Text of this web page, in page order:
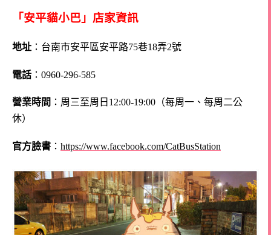
「安平貓小巴」店家資訊
地址 ：台南市安平區安平路75巷18弄2號
電話 ：0960-296-585
營業時間 ：周三至周日12:00-19:00（每周一、每周二公
休）
官方臉書 ： https://www.facebook.com/CatBusStation